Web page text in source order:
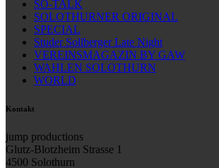
SO-TALK
SOLOTHURNER ORIGINAL
SPECIAL
Studer Sollberger Late Night
VEREINSMAGAZIN BY GAW
WAHLEN SOLOTHURN
WORLD
Kontakt
jump productions
Glutz-Blotzheim Strasse 1
4500 Solothurn